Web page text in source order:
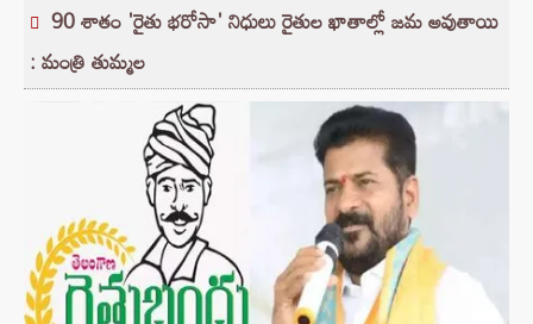
90 శాతం 'రైతు భరోసా' నిధులు రైతుల ఖాతాల్లో జమ అవుతాయి
: మంత్రి తుమ్మల